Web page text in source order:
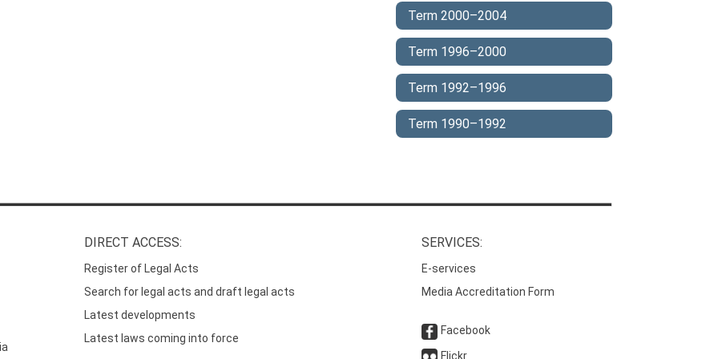
Term 2000–2004
Term 1996–2000
Term 1992–1996
Term 1990–1992
DIRECT ACCESS:
Register of Legal Acts
Search for legal acts and draft legal acts
Latest developments
Latest laws coming into force
SERVICES:
E-services
Media Accreditation Form
Facebook
Flickr